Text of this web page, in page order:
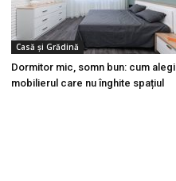
Casă şi Grădină
Dormitor mic, somn bun: cum alegi
mobilierul care nu înghite spațiul